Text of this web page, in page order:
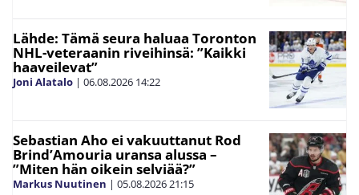
Lähde: Tämä seura haluaa Toronton
NHL-veteraanin riveihinsä: ”Kaikki
haaveilevat”
Joni Alatalo | 06.08.2026 14:22
Sebastian Aho ei vakuuttanut Rod
Brind’Amouria uransa alussa –
”Miten hän oikein selviää?”
Markus Nuutinen | 05.08.2026 21:15